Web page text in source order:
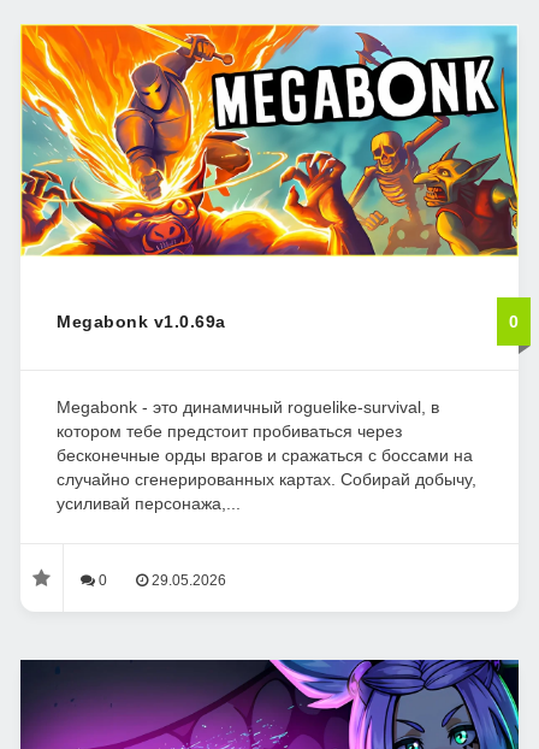
Megabonk v1.0.69a 0
Megabonk - это динамичный roguelike-survival, в
котором тебе предстоит пробиваться через
бесконечные орды врагов и сражаться с боссами на
случайно сгенерированных картах. Собирай добычу,
усиливай персонажа,...
0 29.05.2026